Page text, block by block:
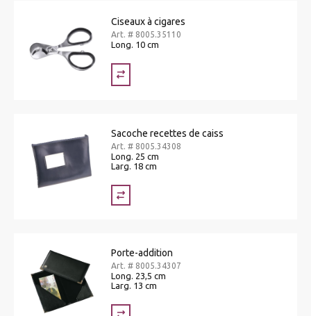
Ciseaux à cigares
Art. # 8005.35110
Long. 10 cm
Sacoche recettes de caiss
Art. # 8005.34308
Long. 25 cm
Larg. 18 cm
Porte-addition
Art. # 8005.34307
Long. 23,5 cm
Larg. 13 cm